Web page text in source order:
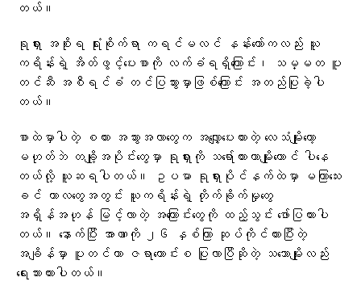
တယ်။
ရုရှား အစိုးရ ရုံးစိုက်ရာ ကရင်မလင် နန်းတော်ကလည်း ယူ
ကရိန်းရဲ့ အိတ်ဖွင့်ပေးစာကို လက်ခံရရှိကြောင်း၊ သမ္မတ ပူ
တင်ဆီ အစီရင်ခံ တင်ပြသွားမှာဖြစ်ကြောင်း အတည်ပြုခဲ့ပါ
တယ်။
စာထဲမှာပါတဲ့ စကား အသွားအလာတွေက အလျှော့ပေးထားတဲ့ လေသံမျိုးတော့
မဟုတ်ဘဲ တချို့အပိုင်းတွေမှာ ရုရှားကို သရော်ထားတာမျိုးတောင် ပါနေ
တယ်လို့ ယူဆရပါတယ်။ ဥပမာ ရုရှားပိုင်နက်ထဲမှာ မကြာသေး
ခင် ကာလတွေအတွင်း ယူကရိန်းရဲ့ တိုက်ခိုက်မှုတွေ
အရှိန်အဟုန် မြင့်လာတဲ့ အကြောင်းတွေကို ထည့်သွင်း ဖော်ပြထားပါ
တယ်။ နောက်ပြီး အာဏာကို ၂၆ နှစ်ကြာ ဆုပ်ကိုင်ထားပြီးတဲ့
အချိန်မှာ ပူတင်ဟာ ဇရာထောင်းစ ပြုလာပြီဆိုတဲ့ သဘောမျိုးလည်း
ရေးသားထားပါတယ်။